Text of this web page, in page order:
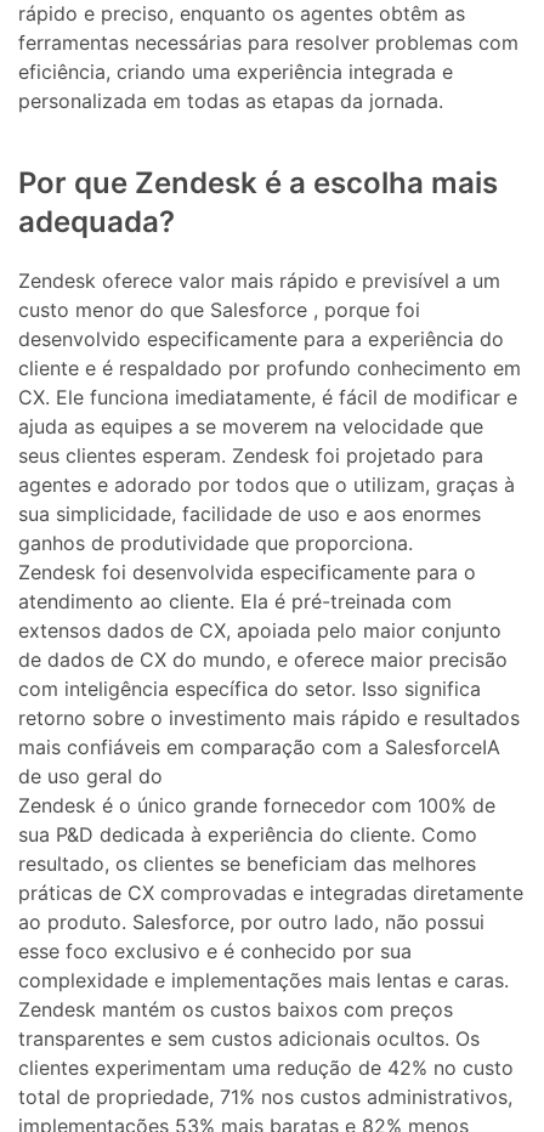
rápido e preciso, enquanto os agentes obtêm as
ferramentas necessárias para resolver problemas com
eficiência, criando uma experiência integrada e
personalizada em todas as etapas da jornada.
Por que Zendesk é a escolha mais
adequada?
Zendesk oferece valor mais rápido e previsível a um
custo menor do que Salesforce , porque foi
desenvolvido especificamente para a experiência do
cliente e é respaldado por profundo conhecimento em
CX. Ele funciona imediatamente, é fácil de modificar e
ajuda as equipes a se moverem na velocidade que
seus clientes esperam. Zendesk foi projetado para
agentes e adorado por todos que o utilizam, graças à
sua simplicidade, facilidade de uso e aos enormes
ganhos de produtividade que proporciona.
Zendesk foi desenvolvida especificamente para o
atendimento ao cliente. Ela é pré-treinada com
extensos dados de CX, apoiada pelo maior conjunto
de dados de CX do mundo, e oferece maior precisão
com inteligência específica do setor. Isso significa
retorno sobre o investimento mais rápido e resultados
mais confiáveis ​​em comparação com a SalesforceIA
de uso geral do
Zendesk é o único grande fornecedor com 100% de
sua P&D dedicada à experiência do cliente. Como
resultado, os clientes se beneficiam das melhores
práticas de CX comprovadas e integradas diretamente
ao produto. Salesforce, por outro lado, não possui
esse foco exclusivo e é conhecido por sua
complexidade e implementações mais lentas e caras.
Zendesk mantém os custos baixos com preços
transparentes e sem custos adicionais ocultos. Os
clientes experimentam uma redução de 42% no custo
total de propriedade, 71% nos custos administrativos,
implementações 53% mais baratas e 82% menos